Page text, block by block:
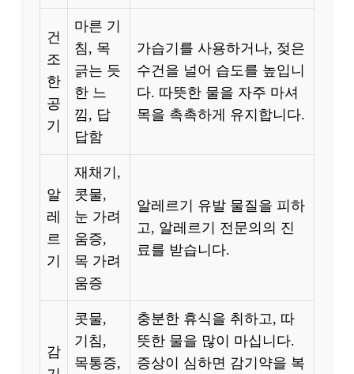
건
조
한
공
기
마른 기
침, 목
긁는 듯
한 느
낌, 답
답함
가습기를 사용하거나, 젖은
수건을 널어 습도를 높입니
다. 따뜻한 물을 자주 마셔
목을 촉촉하게 유지합니다.
알
레
르
기
재채기,
콧물,
눈 가려
움증,
목 가려
움증
알레르기 유발 물질을 피하
고, 알레르기 전문의의 진
료를 받습니다.
감
콧물,
기침,
목통증,
충분한 휴식을 취하고, 따
뜻한 물을 많이 마십니다.
증상이 심하면 감기약을 복